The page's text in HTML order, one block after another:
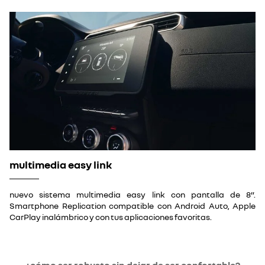
multimedia easy link
nuevo sistema multimedia easy link con pantalla de 8”.
Smartphone Replication compatible con Android Auto, Apple
CarPlay inalámbrico y con tus aplicaciones favoritas.